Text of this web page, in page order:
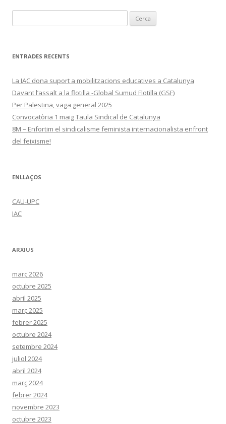
ENTRADES RECENTS
La IAC dona suport a mobilitzacions educatives a Catalunya
Davant l’assalt a la flotilla -Global Sumud Flotilla (GSF)
Per Palestina, vaga general 2025
Convocatòria 1 maig Taula Sindical de Catalunya
8M – Enfortim el sindicalisme feminista internacionalista enfront
del feixisme!
ENLLAÇOS
CAU-UPC
IAC
ARXIUS
març 2026
octubre 2025
abril 2025
març 2025
febrer 2025
octubre 2024
setembre 2024
juliol 2024
abril 2024
març 2024
febrer 2024
novembre 2023
octubre 2023